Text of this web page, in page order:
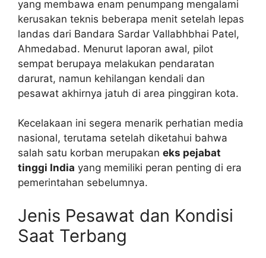
yang membawa enam penumpang mengalami
kerusakan teknis beberapa menit setelah lepas
landas dari Bandara Sardar Vallabhbhai Patel,
Ahmedabad. Menurut laporan awal, pilot
sempat berupaya melakukan pendaratan
darurat, namun kehilangan kendali dan
pesawat akhirnya jatuh di area pinggiran kota.
Kecelakaan ini segera menarik perhatian media
nasional, terutama setelah diketahui bahwa
salah satu korban merupakan eks pejabat
tinggi India yang memiliki peran penting di era
pemerintahan sebelumnya.
Jenis Pesawat dan Kondisi
Saat Terbang